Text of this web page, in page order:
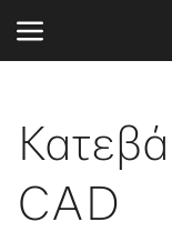
ΚΛΆΔΟΙ
CAD